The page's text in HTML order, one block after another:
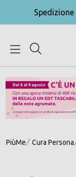
Spedizione
PiùMe Cura Persona